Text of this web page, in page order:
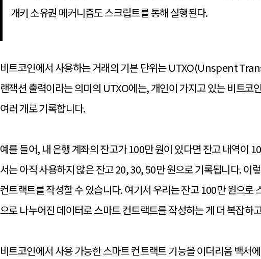
개키 소유권 메커니즘도 스크립트를 통해 실행된다.
비트코인에서 사용하는 거래의 기본 단위는 UTXO(Unspent
랜잭션 출력이라는 의미의 UTXO에는, 개인이 가지고 있는 비트코
여러 개로 기록합니다.
예를 들어, 내 은행 계좌의 잔고가 100만 원이 있다면 잔고 내역이
서는 아직 사용하지 않은 잔고 20, 30, 50만 원으로 기록됩니다. 이
컨트랙트를 작성할 수 있습니다. 여기서 우리는 잔고 100만 원으
으로 나누어진 데이터로 스마트 컨트랙트를 작성하는 게 더 복잡하
비트코인에서 사용 가능한 스마트 컨트랙트 기능을 이더리움 백서